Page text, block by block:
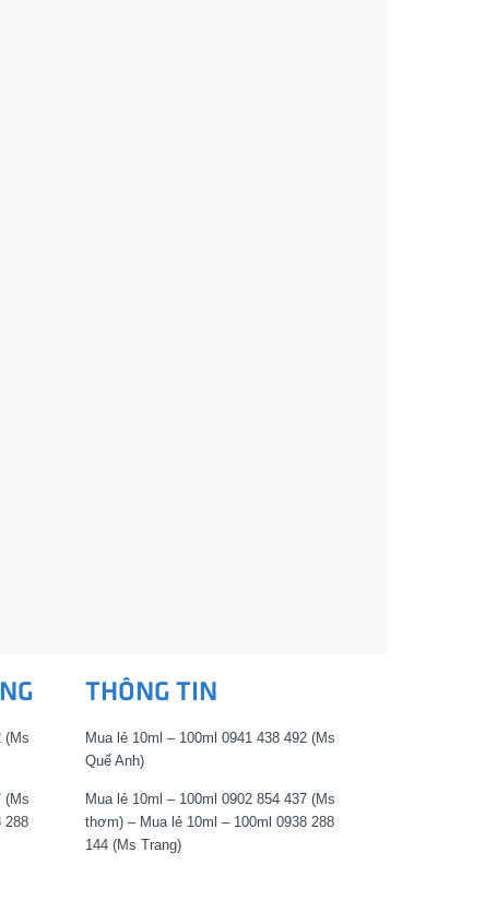
(Ms
(Ms
288
THÔNG TIN
Mua lẻ 10ml – 100ml 0941 438 492 (Ms
Quế Anh)
Mua lẻ 10ml – 100ml 0902 854 437 (Ms
thơm) – Mua lẻ 10ml – 100ml 0938 288
144 (Ms Trang)